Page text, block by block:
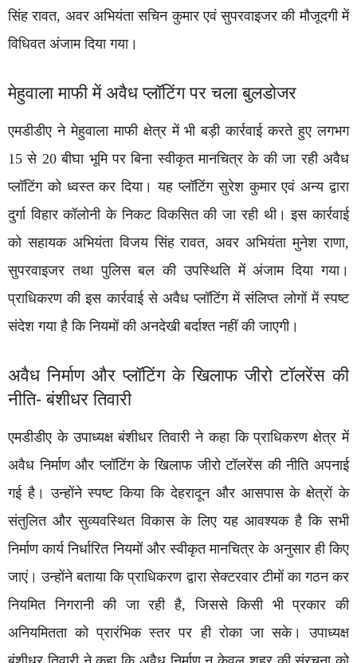
सिंह रावत, अवर अभियंता सचिन कुमार एवं सुपरवाइजर की मौजूदगी में
विधिवत अंजाम दिया गया।
मेहुवाला माफी में अवैध प्लॉटिंग पर चला बुलडोजर
एमडीडीए ने मेहुवाला माफी क्षेत्र में भी बड़ी कार्रवाई करते हुए लगभग
15 से 20 बीघा भूमि पर बिना स्वीकृत मानचित्र के की जा रही अवैध
प्लॉटिंग को ध्वस्त कर दिया। यह प्लॉटिंग सुरेश कुमार एवं अन्य द्वारा
दुर्गा विहार कॉलोनी के निकट विकसित की जा रही थी। इस कार्रवाई
को सहायक अभियंता विजय सिंह रावत, अवर अभियंता मुनेश राणा,
सुपरवाइजर तथा पुलिस बल की उपस्थिति में अंजाम दिया गया।
प्राधिकरण की इस कार्रवाई से अवैध प्लॉटिंग में संलिप्त लोगों में स्पष्ट
संदेश गया है कि नियमों की अनदेखी बर्दाश्त नहीं की जाएगी।
अवैध निर्माण और प्लॉटिंग के खिलाफ जीरो टॉलरेंस की
नीति- बंशीधर तिवारी
एमडीडीए के उपाध्यक्ष बंशीधर तिवारी ने कहा कि प्राधिकरण क्षेत्र में
अवैध निर्माण और प्लॉटिंग के खिलाफ जीरो टॉलरेंस की नीति अपनाई
गई है। उन्होंने स्पष्ट किया कि देहरादून और आसपास के क्षेत्रों के
संतुलित और सुव्यवस्थित विकास के लिए यह आवश्यक है कि सभी
निर्माण कार्य निर्धारित नियमों और स्वीकृत मानचित्र के अनुसार ही किए
जाएं। उन्होंने बताया कि प्राधिकरण द्वारा सेक्टरवार टीमों का गठन कर
नियमित निगरानी की जा रही है, जिससे किसी भी प्रकार की
अनियमितता को प्रारंभिक स्तर पर ही रोका जा सके। उपाध्यक्ष